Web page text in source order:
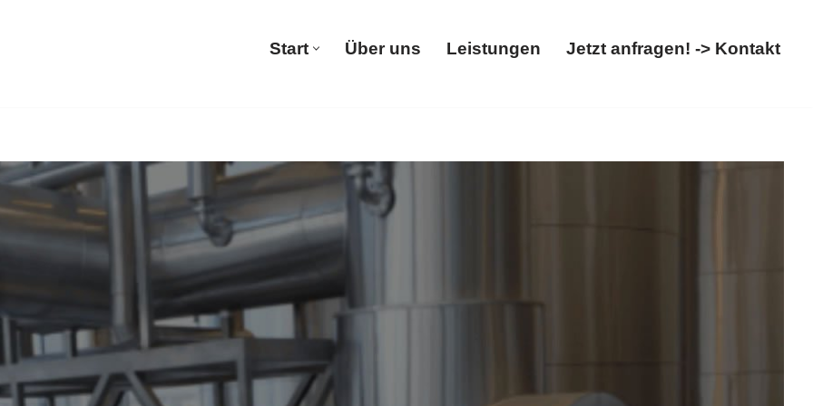
Start Über uns Leistungen Jetzt anfragen! -> Kontakt